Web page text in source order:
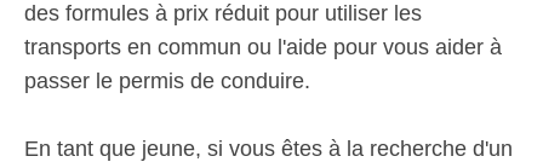
des formules à prix réduit pour utiliser les
transports en commun ou l'aide pour vous aider à
passer le permis de conduire.
En tant que jeune, si vous êtes à la recherche d'un